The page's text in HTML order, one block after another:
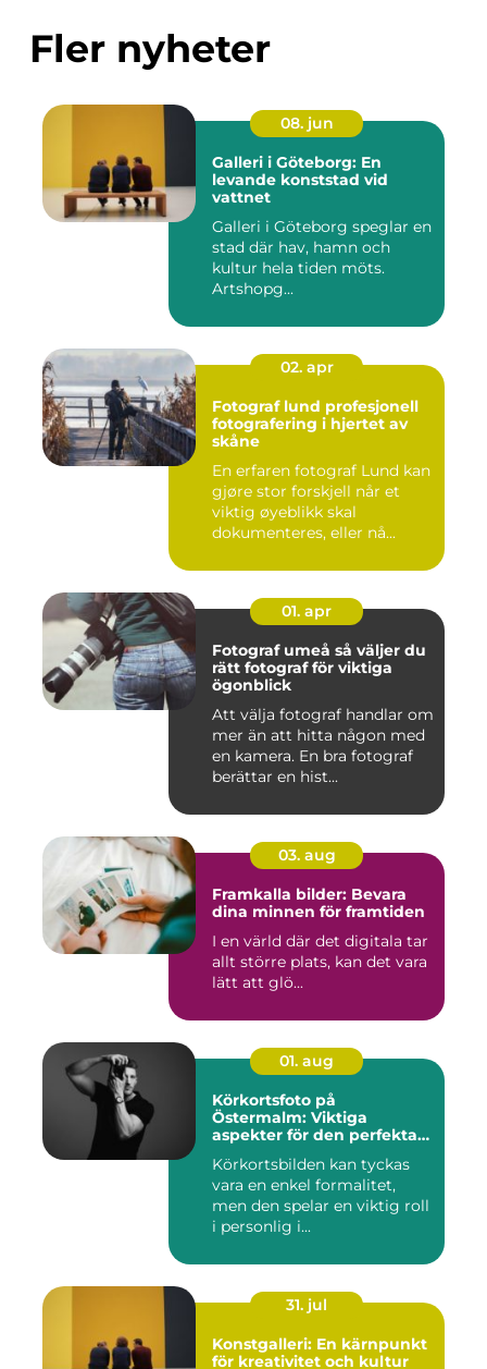
Fler nyheter
08. jun
Galleri i Göteborg: En
levande konststad vid
vattnet
Galleri i Göteborg speglar en
stad där hav, hamn och
kultur hela tiden möts.
Artshopg...
02. apr
Fotograf lund profesjonell
fotografering i hjertet av
skåne
En erfaren fotograf Lund kan
gjøre stor forskjell når et
viktig øyeblikk skal
dokumenteres, eller nå...
01. apr
Fotograf umeå så väljer du
rätt fotograf för viktiga
ögonblick
Att välja fotograf handlar om
mer än att hitta någon med
en kamera. En bra fotograf
berättar en hist...
03. aug
Framkalla bilder: Bevara
dina minnen för framtiden
I en värld där det digitala tar
allt större plats, kan det vara
lätt att glö...
01. aug
Körkortsfoto på
Östermalm: Viktiga
aspekter för den perfekta
Körkortsbilden kan tyckas
vara en enkel formalitet,
men den spelar en viktig roll
i personlig i...
31. jul
Konstgalleri: En kärnpunkt
för kreativitet och kultur